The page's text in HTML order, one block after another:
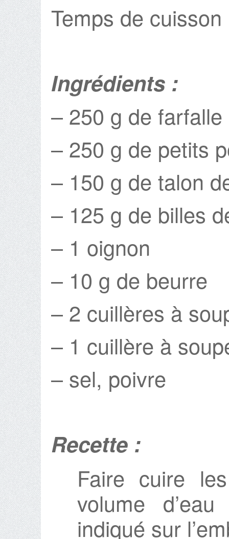
Temps de
Ingrédients :
– 250 g de farfalle
– 250 g de petits
– 150 g de talon
– 125 g de billes
– 1 oignon
– 10 g de beurre
– 2 cuillères à
– 1 cuillère à
– sel, poivre
Recette :
Faire cuire
volume
indiqué sur